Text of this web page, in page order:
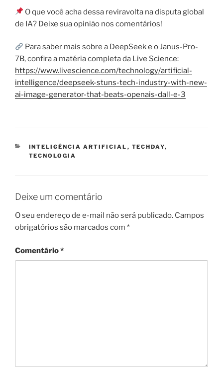
O que você acha dessa reviravolta na disputa global
de IA? Deixe sua opinião nos comentários!
Para saber mais sobre a DeepSeek e o Janus-Pro-
7B, confira a matéria completa da Live Science:
https://www.livescience.com/technology/artificial-
intelligence/deepseek-stuns-tech-industry-with-new-
ai-image-generator-that-beats-openais-dall-e-3
CATEGORIAS
INTELIGÊNCIA ARTIFICIAL , TECHDAY,
TECNOLOGIA
Deixe um comentário
O seu endereço de e-mail não será publicado. Campos
obrigatórios são marcados com *
Comentário*